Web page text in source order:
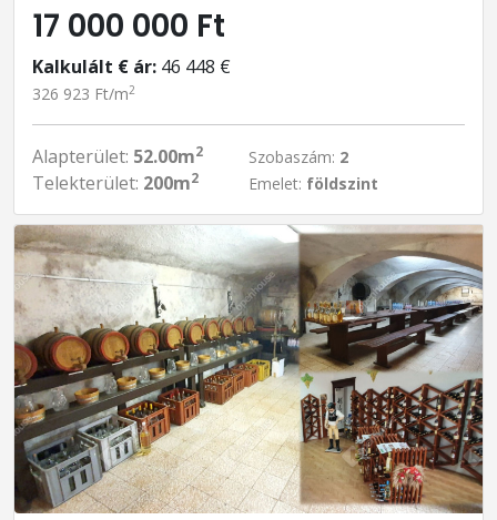
17 000 000 Ft
Kalkulált € ár: 46 448 €
326 923 Ft/m2
Alapterület: 52.00m2
Telekterület: 200m2
Szobaszám: 2
Emelet: földszint